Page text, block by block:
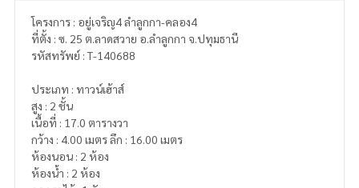
โครงการ : อยู่เจริญ4 ลำลูกกา-คลอง4
ที่ตั้ง : ซ. 25 ต.ลาดสวาย อ.ลำลูกกา จ.ปทุมธานี
รหัสทรัพย์ : T-140688
ประเภท : ทาวน์เฮ้าส์
สูง : 2 ชั้น
เนื้อที่ : 17.0 ตารางวา
กว้าง : 4.00 เมตร ลึก : 16.00 เมตร
ห้องนอน : 2 ห้อง
ห้องน้ำ : 2 ห้อง